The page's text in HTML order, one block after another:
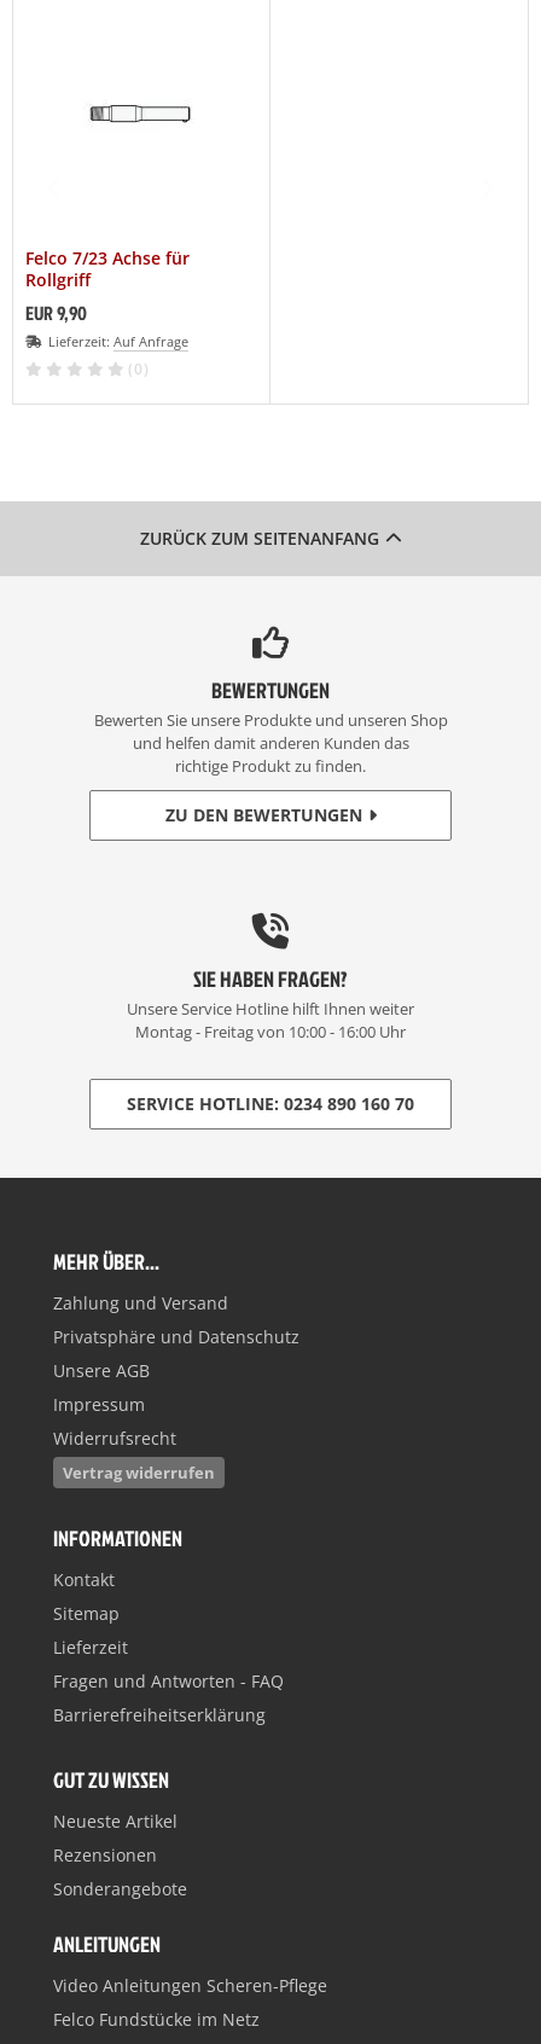
Felco 7/23 Achse für
Rollgriff
EUR 9,90
Lieferzeit: Auf Anfrage
(0)
ZURÜCK ZUM SEITENANFANG
BEWERTUNGEN
Bewerten Sie unsere Produkte und unseren Shop
und helfen damit anderen Kunden das
richtige Produkt zu finden.
ZU DEN BEWERTUNGEN
SIE HABEN FRAGEN?
Unsere Service Hotline hilft Ihnen weiter
Montag - Freitag von 10:00 - 16:00 Uhr
SERVICE HOTLINE: 0234 890 160 70
MEHR ÜBER...
Zahlung und Versand
Privatsphäre und Datenschutz
Unsere AGB
Impressum
Widerrufsrecht
Vertrag widerrufen
INFORMATIONEN
Kontakt
Sitemap
Lieferzeit
Fragen und Antworten - FAQ
Barrierefreiheitserklärung
GUT ZU WISSEN
Neueste Artikel
Rezensionen
Sonderangebote
ANLEITUNGEN
Video Anleitungen Scheren-Pflege
Felco Fundstücke im Netz